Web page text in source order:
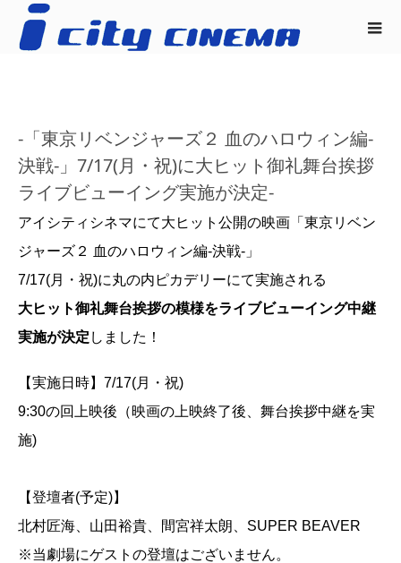
-「東京リベンジャーズ２ 血のハロウィン編-
決戦-」7/17(月・祝)に大ヒット御礼舞台挨拶
ライブビューイング実施が決定-
アイシティシネマにて大ヒット公開の映画「東京リベン
ジャーズ２ 血のハロウィン編-決戦-」
7/17(月・祝)に丸の内ピカデリーにて実施される
大ヒット御礼舞台挨拶の模様をライブビューイング中継
実施が決定 しました！
【実施日時】7/17(月・祝)
9:30の回上映後（映画の上映終了後、舞台挨拶中継を実
施)
【登壇者(予定)】
北村匠海、山田裕貴、間宮祥太朗、SUPER BEAVER
※当劇場にゲストの登壇はございません。